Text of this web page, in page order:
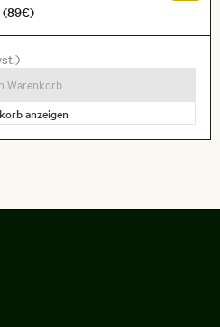
(89€)
Warenkorb
anzeigen